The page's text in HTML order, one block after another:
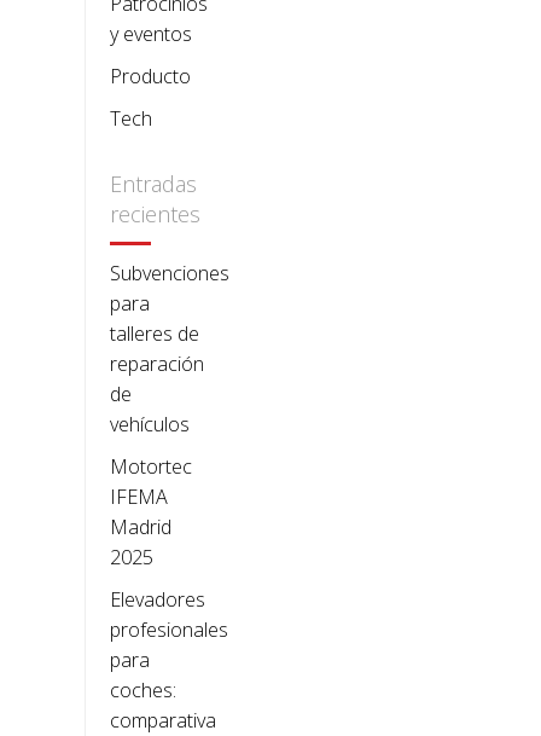
y eventos
Producto
Tech
Entradas
recientes
Subvenciones
para
talleres de
reparación
de
vehículos
Motortec
IFEMA
Madrid
2025
Elevadores
profesionales
para
coches:
comparativa